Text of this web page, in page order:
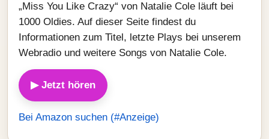
„Miss You Like Crazy“ von Natalie Cole läuft bei
1000 Oldies. Auf dieser Seite findest du
Informationen zum Titel, letzte Plays bei unserem
Webradio und weitere Songs von Natalie Cole.
▶ Jetzt hören
Bei Amazon suchen (#Anzeige)